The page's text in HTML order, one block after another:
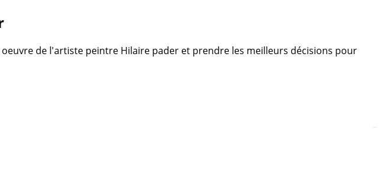
de l'artiste peintre Hilaire pader et prendre les meilleurs décisions pour